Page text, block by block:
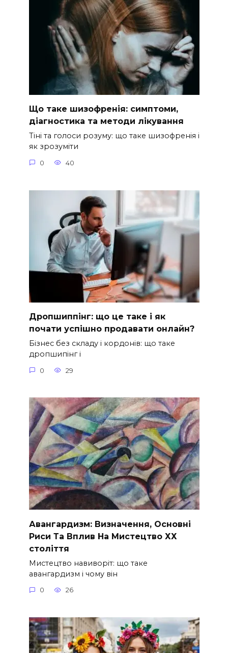
Що таке шизофренія: симптоми,
діагностика та методи лікування
Тіні та голоси розуму: що таке шизофренія і
як зрозуміти
0 40
Дропшиппінг: що це таке і як
почати успішно продавати онлайн?
Бізнес без складу і кордонів: що таке
дропшипінг і
0 29
Авангардизм: Визначення, Основні
Риси Та Вплив На Мистецтво ХХ
століття
Мистецтво навиворіт: що таке
авангардизм і чому він
0 26